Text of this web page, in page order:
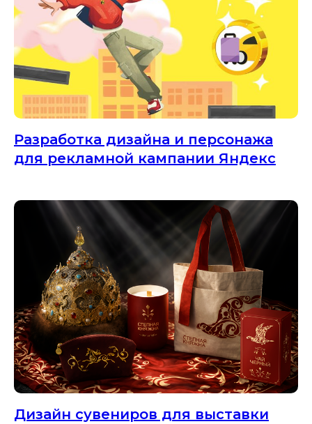
Разработка дизайна и персонажа
для рекламной кампании Яндекс
Дизайн сувениров для выставки